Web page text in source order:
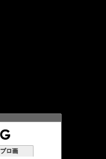
ブロ画